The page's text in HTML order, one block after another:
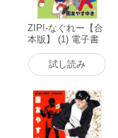
ZIP!-なぐれー【合
本版】 (1) 電子書
籍版
試し読み